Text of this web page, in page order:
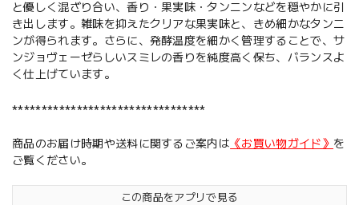
と優しく混ざり合い、香り・果実味・タンニンなどを穏やかに引
き出します。雑味を抑えたクリアな果実味と、きめ細かなタンニ
ンが得られます。さらに、発酵温度を細かく管理することで、サ
ンジョヴェーゼらしいスミレの香りを純度高く保ち、バランスよ
く仕上げています。
*********************************
商品のお届け時期や送料に関するご案内は 《お買い物ガイド》 を
ご覧ください。
この商品をアプリで見る